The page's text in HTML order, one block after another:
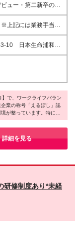
ュー・第二新卒の方
回数は不問 ◆子育て
OK ◆学歴不問 ※契
8.4時間分）を含みま
が、超過した分は別
3-10 日本生命浦和ビ
社関連勤務地
】で、ワークライフバラン
業の称号「えるぼし」認
が整っています。特に印
される」という評価指
アルファで反映される仕
い方にとって嬉しい制度
ます♪
詳細を見る
研修制度あり*未経